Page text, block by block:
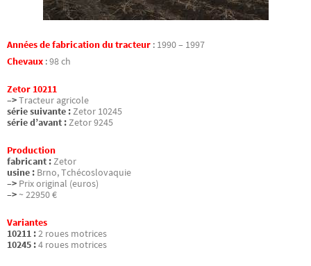
Années de fabrication du tracteur : 1990 – 1997
Chevaux :98 ch
Zetor 10211
–>Tracteur agricole
série suivante :Zetor 10245
série d’avant :Zetor 9245
Production
fabricant :Zetor
usine : Brno, Tchécoslovaquie
–> Prix original (euros)
–> ~ 22950 €
Variantes
10211 :2 roues motrices
10245 :4 roues motrices